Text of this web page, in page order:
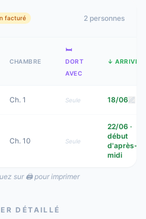
facturé 2 personnes
CHAMBRE
🛏️
DORT
AVEC
↓ ARRIVÉE
Ch. 1 Seule 18/06
Ch. 10 Seule
22/06 ·
début
d'après-
midi
sur 🖨️ pour imprimer
DÉTAILLÉ